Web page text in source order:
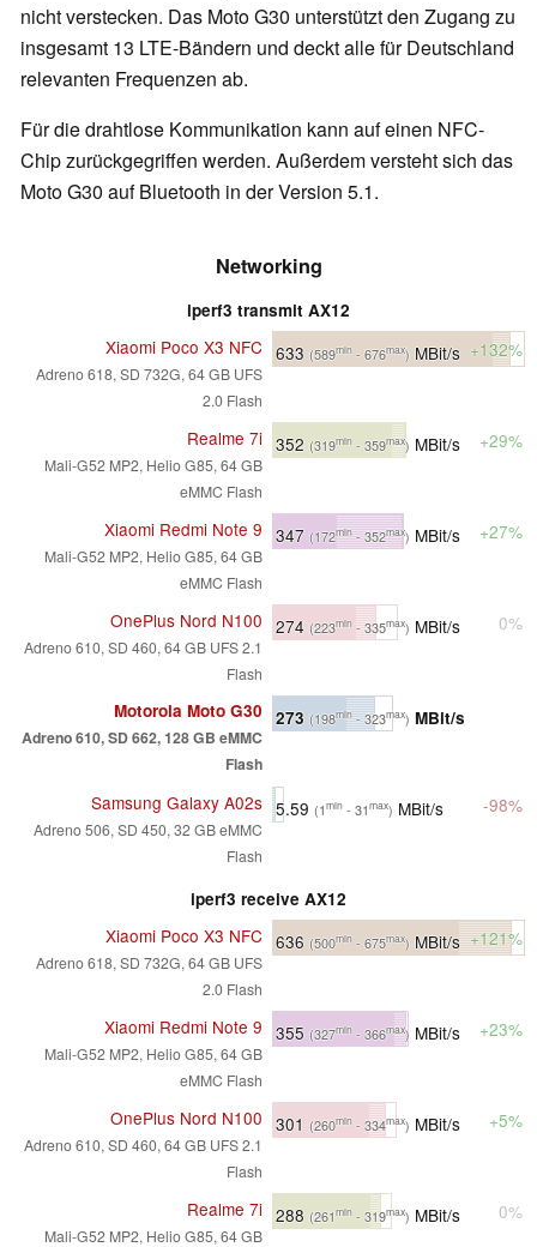
nicht verstecken. Das Moto G30 unterstützt den Zugang zu
insgesamt 13 LTE-Bändern und deckt alle für Deutschland
relevanten Frequenzen ab.
Für die drahtlose Kommunikation kann auf einen NFC-
Chip zurückgegriffen werden. Außerdem versteht sich das
Moto G30 auf Bluetooth in der Version 5.1.
Networking
iperf3 transmit AX12
Xiaomi Poco X3 NFC
Adreno 618, SD 732G, 64 GB UFS
2.0 Flash
633 (589min - 676max) MBit/s +132%
Realme 7i
Mali-G52 MP2, Helio G85, 64 GB
eMMC Flash
352 (319min - 359max) MBit/s +29%
Xiaomi Redmi Note 9
Mali-G52 MP2, Helio G85, 64 GB
eMMC Flash
347 (172min- 352max) MBit/s +27%
OnePlus Nord N100
Adreno 610, SD 460, 64 GB UFS 2.1
Flash
274 (223min - 335max) MBit/s 0%
Motorola Moto G30
Adreno 610, SD 662, 128 GB eMMC
Flash
273 (198min- 323max) MBit/s
Samsung Galaxy A02s
Adreno 506, SD 450, 32 GB eMMC
Flash
5.59 (1min - 31max) MBit/s -98%
iperf3 receive AX12
Xiaomi Poco X3 NFC
Adreno 618, SD 732G, 64 GB UFS
2.0 Flash
636 (500min - 675max) MBit/s +121%
Xiaomi Redmi Note 9
Mali-G52 MP2, Helio G85, 64 GB
eMMC Flash
355 (327min - 366max) MBit/s +23%
OnePlus Nord N100
Adreno 610, SD 460, 64 GB UFS 2.1
Flash
301 (260min - 334max) MBit/s +5%
Realme 7i
Mali-G52 MP2, Helio G85, 64 GB
288 (261min - 319max) MBit/s 0%